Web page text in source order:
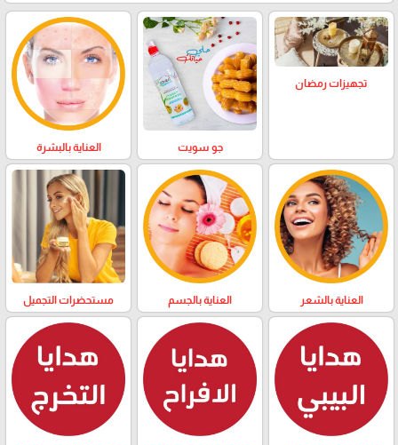
تجهيزات رمضان
جو سويت العناية بالبشرة
العناية بالشعر العناية بالجسم مستحضرات التجميل